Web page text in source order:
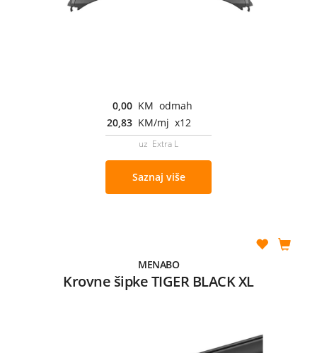
0,00 KM odmah
20,83 KM/mj x12
uz Extra L
Saznaj više
MENABO
Krovne šipke TIGER BLACK XL